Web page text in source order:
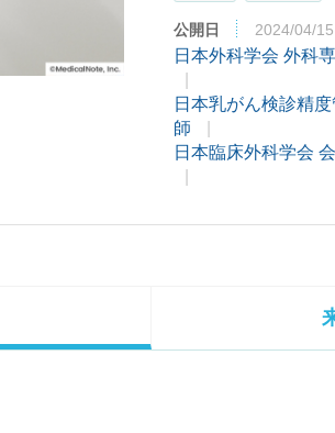
公開日 2024/04/15
日本外科学会 外科
日本乳がん検診精
師
日本臨床外科学会